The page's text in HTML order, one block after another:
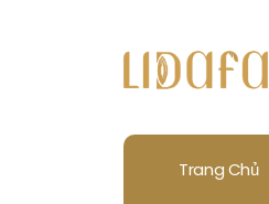
Trang Chủ